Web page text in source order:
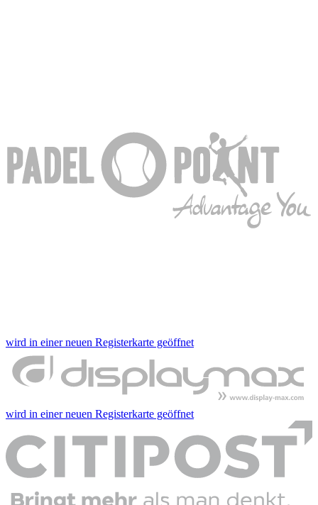
wird in einer neuen Registerkarte geöffnet
wird in einer neuen Registerkarte geöffnet